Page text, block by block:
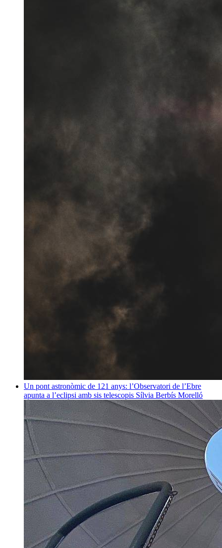
Un pont astronòmic de 121 anys: l’Observatori de l’Ebre
apunta a l’eclipsi amb sis telescopis Sílvia Berbís Morelló